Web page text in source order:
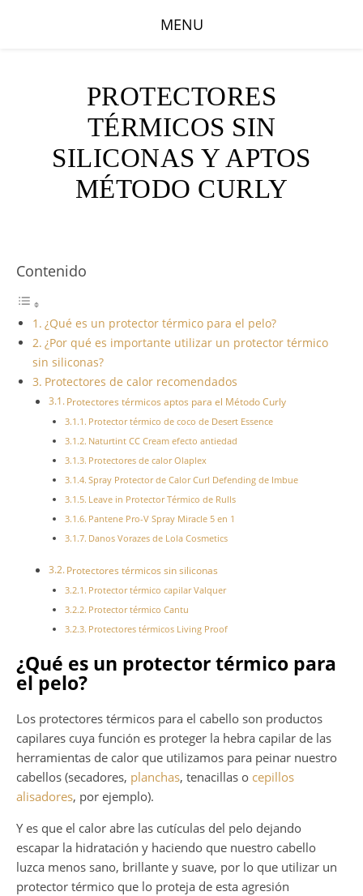
MENU
PROTECTORES
TÉRMICOS SIN
SILICONAS Y APTOS
MÉTODO CURLY
Contenido
¿Qué es un protector térmico para el pelo?
¿Por qué es importante utilizar un protector térmico
sin siliconas?
Protectores de calor recomendados
Protectores térmicos aptos para el Método Curly
Protector térmico de coco de Desert Essence
Naturtint CC Cream efecto antiedad
Protectores de calor Olaplex
Spray Protector de Calor Curl Defending de Imbue
Leave in Protector Térmico de Rulls
Pantene Pro-V Spray Miracle 5 en 1
Danos Vorazes de Lola Cosmetics
Protectores térmicos sin siliconas
Protector térmico capilar Valquer
Protector térmico Cantu
Protectores térmicos Living Proof
¿Qué es un protector térmico para
el pelo?
Los protectores térmicos para el cabello son productos
capilares cuya función es proteger la hebra capilar de las
herramientas de calor que utilizamos para peinar nuestro
cabellos (secadores, planchas, tenacillas o cepillos
alisadores, por ejemplo).
Y es que el calor abre las cutículas del pelo dejando
escapar la hidratación y haciendo que nuestro cabello
luzca menos sano, brillante y suave, por lo que utilizar un
protector térmico que lo proteja de esta agresión